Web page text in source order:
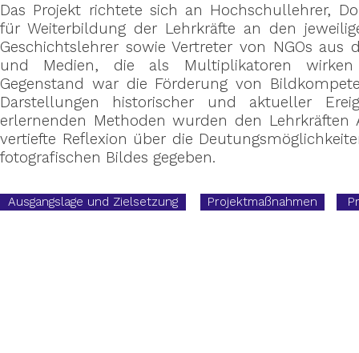
Das Projekt richtete sich an Hochschullehrer,
für Weiterbildung der Lehrkräfte an den
Geschichtslehrer sowie Vertreter von NGOs aus
und Medien, die als Multiplikatoren wirken
Gegenstand war die Förderung von
Darstellungen historischer und aktueller
erlernenden Methoden wurden den Lehrkräften
vertiefte Reflexion über die
fotografischen Bildes gegeben.
Ausgangslage und Zielsetzung Projektmaßnahmen